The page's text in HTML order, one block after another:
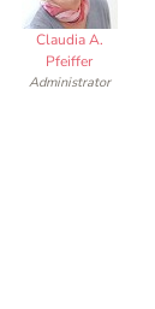
Claudia A.
Pfeiffer
Administrator